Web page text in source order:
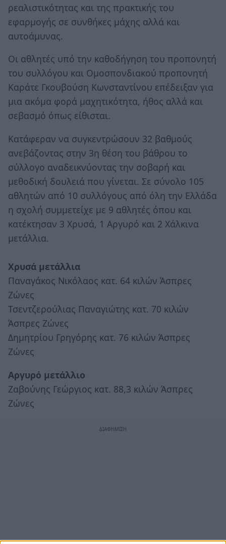
ρεαλιστικότητας και της πρακτικής του
εφαρμογής σε συνθήκες μάχης αλλά και
αυτοάμυνας.
Οι αθλητές υπό την καθοδήγηση του προπονητή
του συλλόγου και Ομοσπονδιακού προπονητή
Καράτε Γκουβούση Κωνσταντίνου επέδειξαν για
μια ακόμα φορά μαχητικότητα, ήθος αλλά και
σεβασμό όπως είθισται.
Κατάφεραν να συγκεντρώσουν 32 βαθμούς
ανεβάζοντας στην 3η θέση του βάθρου το
σύλλογο αναδεικνύοντας την σοβαρή και
μεθοδική δουλειά που γίνεται. Σε σύνολο 105
αθλητών από 10 συλλόγους από όλη την Ελλάδα
η σχολή συμμετείχε με 9 αθλητές όπου και
κατέκτησαν 3 Χρυσά, 1 Αργυρό και 2 Χάλκινα
μετάλλια.
Χρυσά μετάλλια
Παναγάκος Νικόλαος κατ. 64 κιλών Άσπρες
Ζώνες
Τσεντζερούλιας Παναγιώτης κατ. 70 κιλών
Άσπρες Ζώνες
Δημητρίου Γρηγόρης κατ. 76 κιλών Άσπρες
Ζώνες
Αργυρό μετάλλιο
Ζαβούνης Γεώργιος κατ. 88,3 κιλών Άσπρες
Ζώνες